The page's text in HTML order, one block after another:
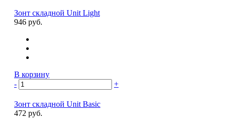
Зонт складной Unit Light
946 руб.
В корзину
-
+
Зонт складной Unit Basic
472 руб.